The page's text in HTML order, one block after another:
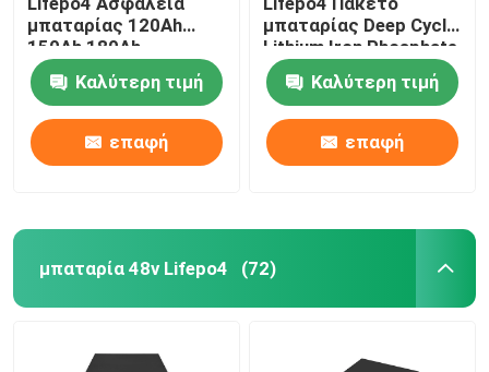
μπαταρίας 120Ah
150Ah 180Ah
Καλύτερη τιμή
επαφή
μπαταρίας Deep Cycle
Lithium Iron Phosphate
Καλύτερη τιμή
επαφή
μπαταρία 48v Lifepo4 (72)